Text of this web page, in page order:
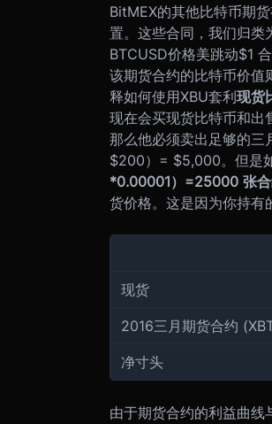
BitMEX的其他比特币期
置。这些合同，我们归类
BTCUSD价格美跳动$1
该期货合约的比特币价值
释如何使用XBU套利现货
现在会买现货比特币和
那么他必须卖出足够的
$200）= $5,000。但是
*0.00001）=25000 张
货价格。这是因为你持有
现货
2016三月期货合约
净寸头
由于期货合约的利益曲